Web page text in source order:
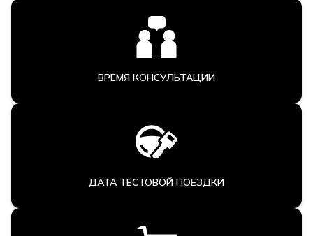
ВРЕМЯ КОНСУЛЬТАЦИИ
ДАТА ТЕСТОВОЙ ПОЕЗДКИ